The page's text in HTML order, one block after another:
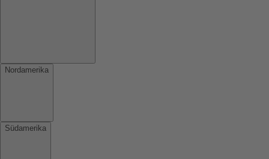
Nordamerika
Südamerika